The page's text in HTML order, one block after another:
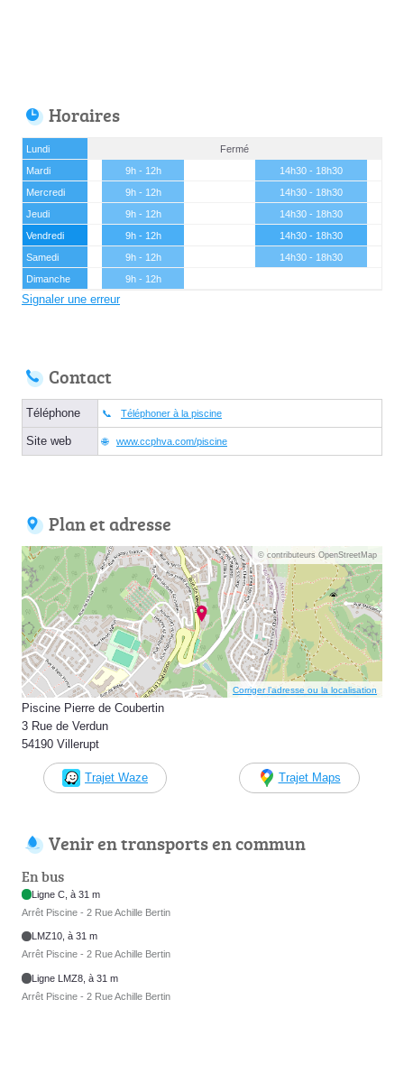
Horaires
Lundi
Fermé
Mardi
9h - 12h
14h30 - 18h30
Mercredi
9h - 12h
14h30 - 18h30
Jeudi
9h - 12h
14h30 - 18h30
Vendredi
9h - 12h
14h30 - 18h30
Samedi
9h - 12h
14h30 - 18h30
Dimanche
9h - 12h
Signaler une erreur
Contact
Téléphone Téléphoner à la piscine
Site web www.ccphva.com/piscine
Plan et adresse
© contributeurs OpenStreetMap
Corriger l’adresse ou la localisation
Piscine Pierre de Coubertin
3 Rue de Verdun
54190 Villerupt
Trajet Waze Trajet Maps
Venir en transports en commun
En bus
Ligne C, à 31 m
Arrêt Piscine - 2 Rue Achille Bertin
LMZ10, à 31 m
Arrêt Piscine - 2 Rue Achille Bertin
Ligne LMZ8, à 31 m
Arrêt Piscine - 2 Rue Achille Bertin